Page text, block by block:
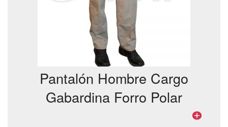
Pantalón Hombre Cargo
Gabardina Forro Polar